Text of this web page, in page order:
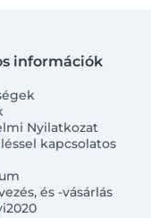
információk
Nyilatkozat
kapcsolatos
és -vásárlás